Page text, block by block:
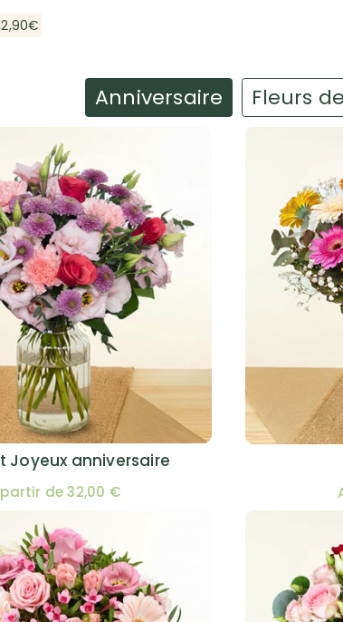
Anniversaire Fleurs
Joyeux anniversaire
de 32,00 €